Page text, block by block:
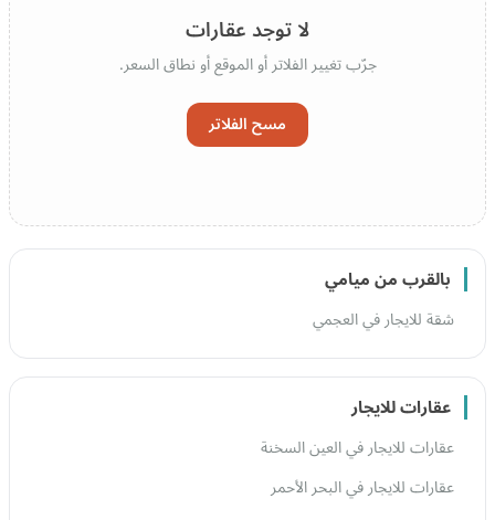
لا توجد عقارات
جرّب تغيير الفلاتر أو الموقع أو نطاق السعر.
مسح الفلاتر
بالقرب من ميامي
شقة للايجار في العجمي
عقارات للايجار
عقارات للايجار في العين السخنة
عقارات للايجار في البحر الأحمر